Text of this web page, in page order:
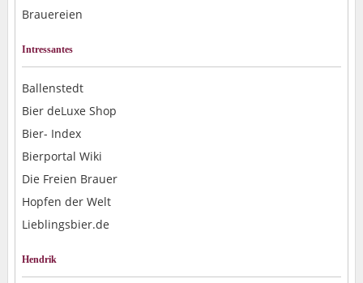
Brauereien
Intressantes
Ballenstedt
Bier deLuxe Shop
Bier- Index
Bierportal Wiki
Die Freien Brauer
Hopfen der Welt
Lieblingsbier.de
Hendrik